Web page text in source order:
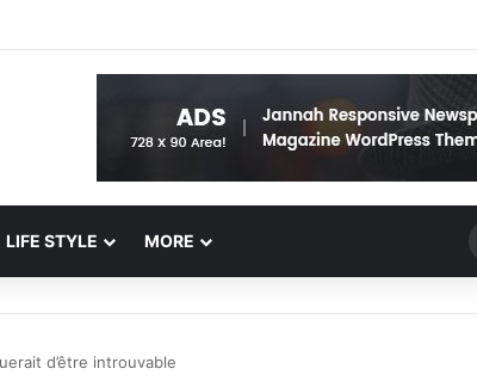
LIFE STYLE MORE
d’être introuvable